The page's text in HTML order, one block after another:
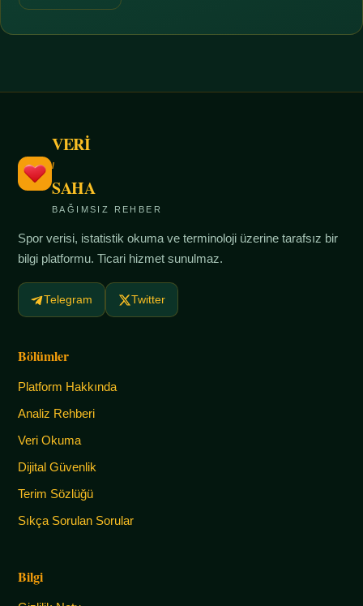
VERİ
/
SAHA
BAĞIMSIZ REHBER
Spor verisi, istatistik okuma ve terminoloji üzerine tarafsız bir
bilgi platformu. Ticari hizmet sunulmaz.
Telegram Twitter
Bölümler
Platform Hakkında
Analiz Rehberi
Veri Okuma
Dijital Güvenlik
Terim Sözlüğü
Sıkça Sorulan Sorular
Bilgi